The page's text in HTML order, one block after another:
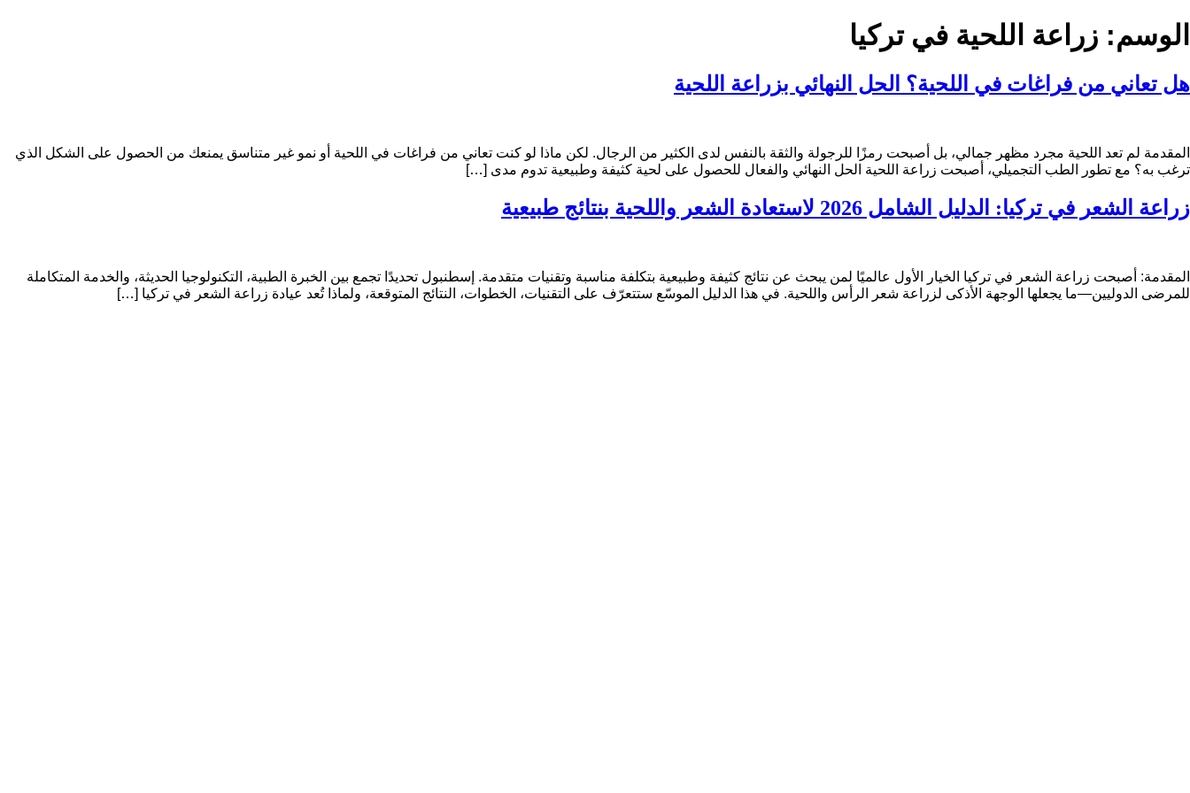
الوسم: زراعة اللحية في تركيا
هل تعاني من فراغات في اللحية؟ الحل النهائي بزراعة اللحية
المقدمة لم تعد اللحية مجرد مظهر جمالي، بل أصبحت رمزًا للرجولة والثقة بالنفس لدى الكثير من الرجال. لكن ماذا لو كنت تعاني من فراغات في اللحية أو نمو غير متناسق يمنعك من الحصول على الشكل الذي
ترغب به؟ مع تطور الطب التجميلي، أصبحت زراعة اللحية الحل النهائي والفعال للحصول على لحية كثيفة وطبيعية تدوم مدى […]
زراعة الشعر في تركيا: الدليل الشامل 2026 لاستعادة الشعر واللحية بنتائج طبيعية
المقدمة: أصبحت زراعة الشعر في تركيا الخيار الأول عالميًا لمن يبحث عن نتائج كثيفة وطبيعية بتكلفة مناسبة وتقنيات متقدمة. إسطنبول تحديدًا تجمع بين الخبرة الطبية، التكنولوجيا الحديثة، والخدمة المتكاملة
للمرضى الدوليين—ما يجعلها الوجهة الأذكى لزراعة شعر الرأس واللحية. في هذا الدليل الموسّع ستتعرّف على التقنيات، الخطوات، النتائج المتوقعة، ولماذا تُعد عيادة زراعة الشعر في تركيا […]